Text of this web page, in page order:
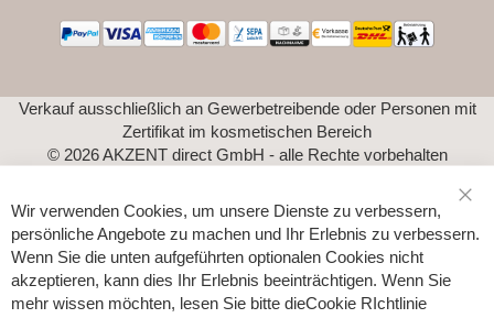
Verkauf ausschließlich an Gewerbetreibende oder Personen mit
Zertifikat im kosmetischen Bereich
© 2026 AKZENT direct GmbH - alle Rechte vorbehalten
Wir verwenden Cookies, um unsere Dienste zu verbessern,
persönliche Angebote zu machen und Ihr Erlebnis zu verbessern.
Wenn Sie die unten aufgeführten optionalen Cookies nicht
akzeptieren, kann dies Ihr Erlebnis beeinträchtigen. Wenn Sie
mehr wissen möchten, lesen Sie bitte dieCookie RIchtlinie